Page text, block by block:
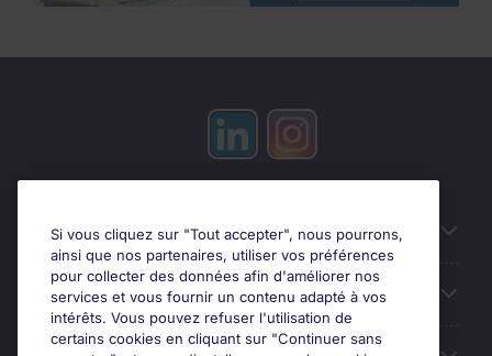
Candidats
Entreprises
Si vous cliquez sur "Tout accepter", nous pourrons,
ainsi que nos partenaires, utiliser vos préférences
pour collecter des données afin d'améliorer nos
services et vous fournir un contenu adapté à vos
intérêts. Vous pouvez refuser l'utilisation de
certains cookies en cliquant sur "Continuer sans